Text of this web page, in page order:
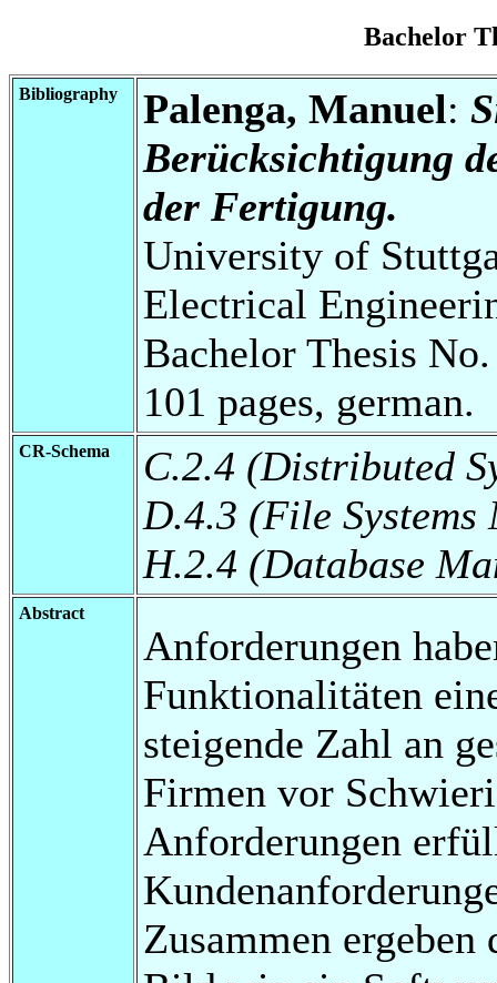
Bachelor
Bibliography Palenga, Manuel:
Berücksichtigung
der Fertigung.
University of
Electrical
Bachelor Thesis
101 pages, german.
CR-Schema
C.2.4 (Distributed
D.4.3 (File Systems
H.2.4 (Database
Abstract
Anforderungen
Funktionalitäten
steigende Zahl an
Firmen vor
Anforderungen
Zusammen